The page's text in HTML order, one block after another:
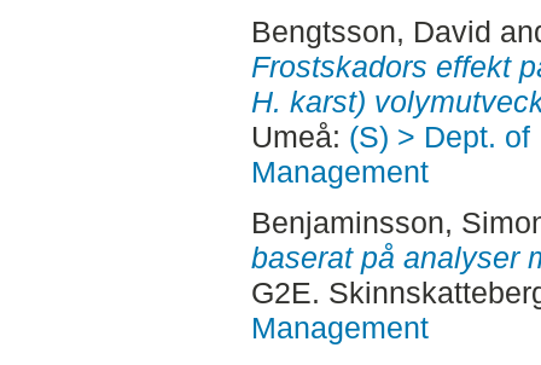
Bengtsson, David
Frostskadors effekt
H. karst)
Umeå: (S) > Dept.
Management
Benjaminsson,
baserat på analyser
G2E.
Management